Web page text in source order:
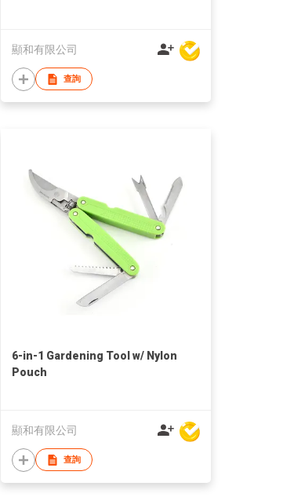
顯和有限公司
查詢
6-in-1 Gardening Tool w/ Nylon
Pouch
顯和有限公司
查詢